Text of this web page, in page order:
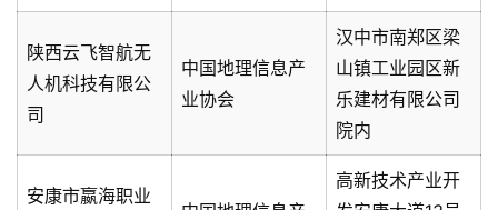
陕西云飞智航无
人机科技有限公
司
中国地理信息产
业协会
汉中市南郑区梁
山镇工业园区新
乐建材有限公司
院内
安康市嬴海职业
高新技术产业开